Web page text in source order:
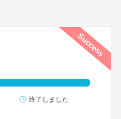
Success
終了しました